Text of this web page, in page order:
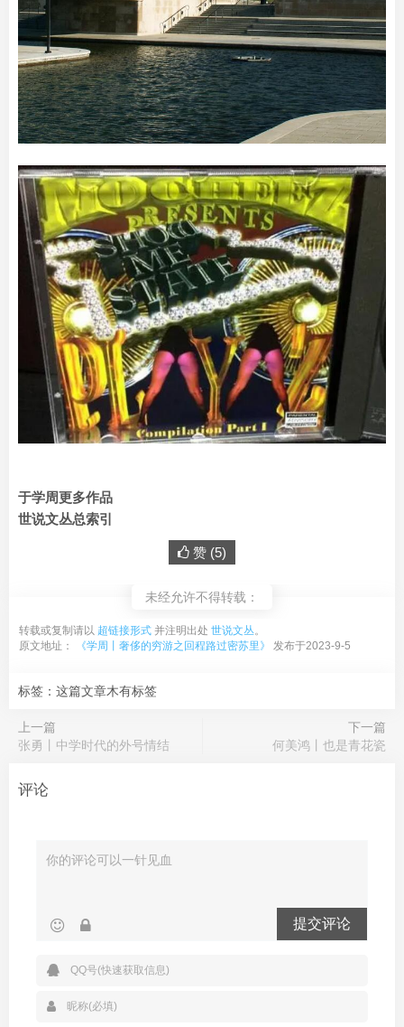
于学周更多作品
世说文丛总索引
赞 (5)
未经允许不得转载：
转载或复制请以 超链接形式 并注明出处 世说文丛。
原文地址：
《学周丨奢侈的穷游之回程路过密苏里》 发布于2023-9-5
标签：这篇文章木有标签
上一篇
张勇丨中学时代的外号情结
下一篇
何美鸿丨也是青花瓷
评论
提交评论